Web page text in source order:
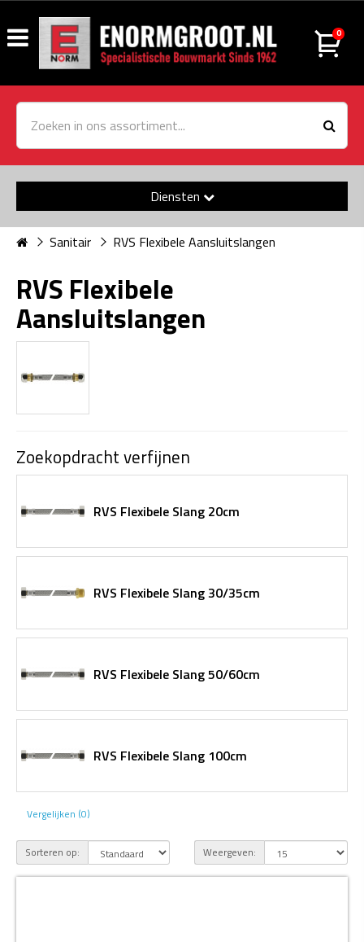
0
Diensten
Sanitair RVS Flexibele Aansluitslangen
RVS Flexibele
Aansluitslangen
Zoekopdracht verfijnen
RVS Flexibele Slang 20cm
RVS Flexibele Slang 30/35cm
RVS Flexibele Slang 50/60cm
RVS Flexibele Slang 100cm
Vergelijken (0)
Sorteren op: Weergeven: